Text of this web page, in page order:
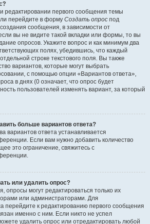
редактировании первого сообщения темы
перейдите в форму Создать опрос под
сообщения, в зависимости от
вы не видите такой вкладки или формы, то вы
опросов. Укажите вопрос и как минимум два
полях, убедившись, что каждый
строке текстового поля. Вы также
вариантов, которые могут выбрать
с помощью опции «Вариантов ответа»,
в днях (0 означает, что опрос будет
пользователей изменять вариант, за который
больше вариантов ответа?
вариантов ответа устанавливается
Если вам нужно добавить количество
это ограничение, свяжитесь с
или удалить опрос?
опросы могут редактироваться только их
или администраторами. Для
перейдите к редактированию первого сообщения
именно с ним. Если никто не успел
удалить опрос или отредактировать любой